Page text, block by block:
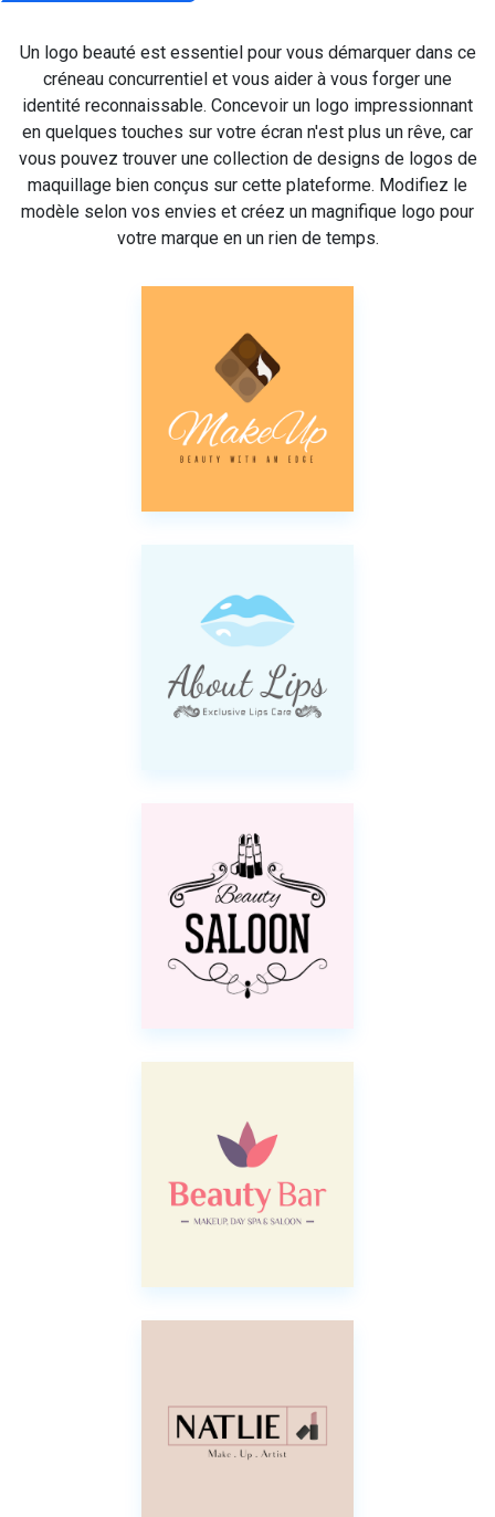
Un logo beauté est essentiel pour vous démarquer dans ce
créneau concurrentiel et vous aider à vous forger une
identité reconnaissable. Concevoir un logo impressionnant
en quelques touches sur votre écran n'est plus un rêve, car
vous pouvez trouver une collection de designs de logos de
maquillage bien conçus sur cette plateforme. Modifiez le
modèle selon vos envies et créez un magnifique logo pour
votre marque en un rien de temps.